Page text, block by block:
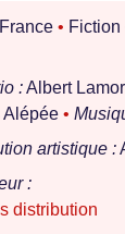
France • Fiction
:Albert
Alépée •
artistique :
:
distribution